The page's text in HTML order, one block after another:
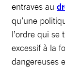
entraves au
qu’une
l’ordre qui
excessif à la
dangereuses